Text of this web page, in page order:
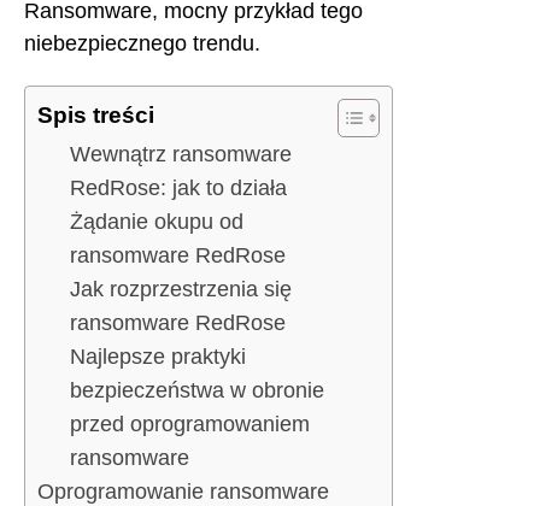
Ransomware, mocny przykład tego
niebezpiecznego trendu.
Spis treści
Wewnątrz ransomware
RedRose: jak to działa
Żądanie okupu od
ransomware RedRose
Jak rozprzestrzenia się
ransomware RedRose
Najlepsze praktyki
bezpieczeństwa w obronie
przed oprogramowaniem
ransomware
Oprogramowanie ransomware